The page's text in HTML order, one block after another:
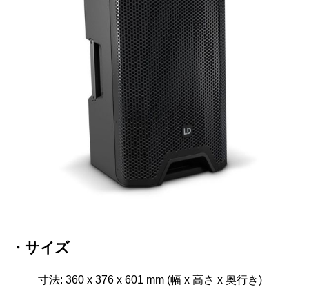
・サイズ
寸法: 360 x 376 x 601 mm (幅 x 高さ x 奥行き)